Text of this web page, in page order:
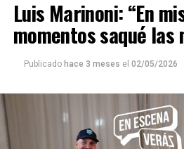
Luis Marinoni: “En
momentos saqué las
Publicado hace 3 meses el 02/05/2026